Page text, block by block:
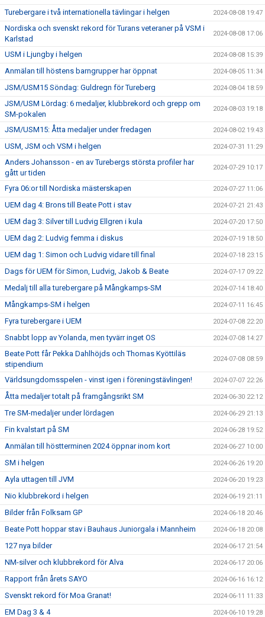
Turebergare i två internationella tävlingar i helgen 2024-08-08 19:47
Nordiska och svenskt rekord för Turans veteraner på VSM i
Karlstad
2024-08-08 17:06
USM i Ljungby i helgen 2024-08-08 15:39
Anmälan till höstens barngrupper har öppnat 2024-08-05 11:34
JSM/USM15 Söndag: Guldregn för Tureberg 2024-08-04 18:59
JSM/USM Lördag: 6 medaljer, klubbrekord och grepp om
SM-pokalen
2024-08-03 19:18
JSM/USM15: Åtta medaljer under fredagen 2024-08-02 19:43
USM, JSM och VSM i helgen 2024-07-31 11:29
Anders Johansson - en av Turebergs största profiler har
gått ur tiden
2024-07-29 10:17
Fyra 06:or till Nordiska mästerskapen 2024-07-27 11:06
UEM dag 4: Brons till Beate Pott i stav 2024-07-21 21:43
UEM dag 3: Silver till Ludvig Ellgren i kula 2024-07-20 17:50
UEM dag 2: Ludvig femma i diskus 2024-07-19 18:50
UEM dag 1: Simon och Ludvig vidare till final 2024-07-18 23:15
Dags för UEM för Simon, Ludvig, Jakob & Beate 2024-07-17 09:22
Medalj till alla turebergare på Mångkamps-SM 2024-07-14 18:40
Mångkamps-SM i helgen 2024-07-11 16:45
Fyra turebergare i UEM 2024-07-08 22:20
Snabbt lopp av Yolanda, men tyvärr inget OS 2024-07-08 14:27
Beate Pott får Pekka Dahlhöjds och Thomas Kyöttiläs
stipendium
2024-07-08 08:59
Världsungdomsspelen - vinst igen i föreningstävlingen! 2024-07-07 22:26
Åtta medaljer totalt på framgångsrikt SM 2024-06-30 22:12
Tre SM-medaljer under lördagen 2024-06-29 21:13
Fin kvalstart på SM 2024-06-28 19:52
Anmälan till höstterminen 2024 öppnar inom kort 2024-06-27 10:00
SM i helgen 2024-06-26 19:20
Ayla uttagen till JVM 2024-06-20 19:23
Nio klubbrekord i helgen 2024-06-19 21:11
Bilder från Folksam GP 2024-06-18 20:46
Beate Pott hoppar stav i Bauhaus Juniorgala i Mannheim 2024-06-18 20:08
127 nya bilder 2024-06-17 21:54
NM-silver och klubbrekord för Alva 2024-06-17 20:06
Rapport från årets SAYO 2024-06-16 16:12
Svenskt rekord för Moa Granat! 2024-06-11 11:33
EM Dag 3 & 4 2024-06-10 19:28